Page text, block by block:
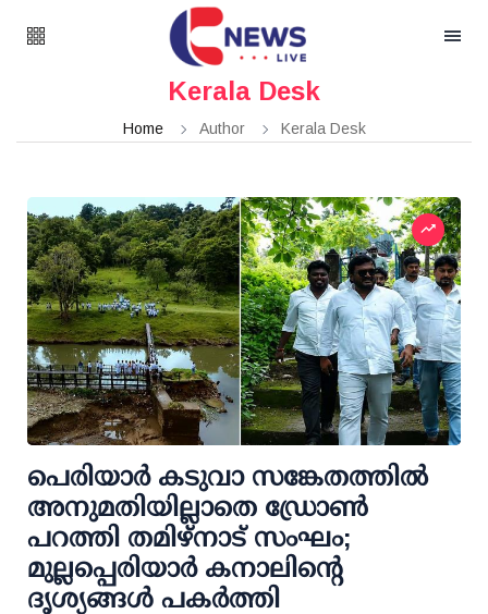
Kerala Desk
Home Author Kerala Desk
പെരിയാര്‍ കടുവാ സങ്കേതത്തില്‍
അനുമതിയില്ലാതെ ഡ്രോണ്‍
പറത്തി തമിഴ്നാട് സംഘം;
മുല്ലപ്പെരിയാര്‍ കനാലിന്റെ
ദൃശ്യങ്ങള്‍ പകര്‍ത്തി